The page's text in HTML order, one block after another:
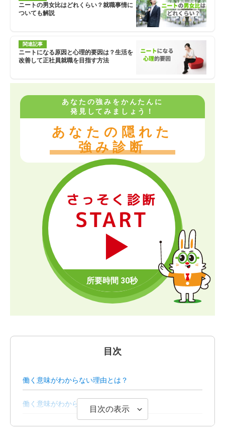
ニートの男女比はどれくらい？就職事情に
ついても解説
関連記事
ニートになる原因と心理的要因は？生活を
改善して正社員就職を目指す方法
あなたの強みをかんたんに
発見してみましょう！
あなたの隠れた
強み診断
さっそく診断
START
目次
働く意味がわからない理由とは？
働く意味がわからないときの対処法
よくある「働く意味」とは
目次の表示